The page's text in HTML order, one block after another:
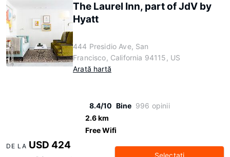
The Laurel Inn, part of JdV by
Hyatt
444 Presidio Ave, San
Francisco, California 94115, US
Arată hartă
8.4/10 Bine 996 opinii
2.6 km
Free Wifi
DE LA USD 424
Selectaţi